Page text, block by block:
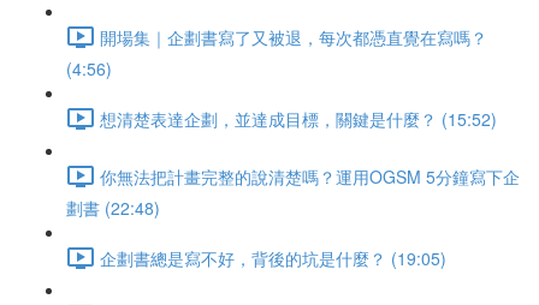
開場集｜企劃書寫了又被退，每次都憑直覺在寫嗎？
(4:56)
想清楚表達企劃，並達成目標，關鍵是什麼？ (15:52)
你無法把計畫完整的說清楚嗎？運用OGSM 5分鐘寫下企
劃書 (22:48)
企劃書總是寫不好，背後的坑是什麼？ (19:05)